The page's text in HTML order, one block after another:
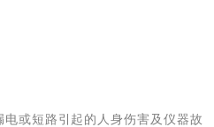
或短路引起的人身伤害及仪器故